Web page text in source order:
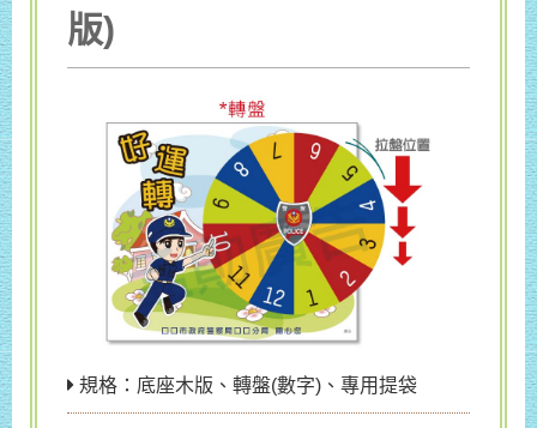
版)
規格：底座木版、轉盤(數字)、專用提袋